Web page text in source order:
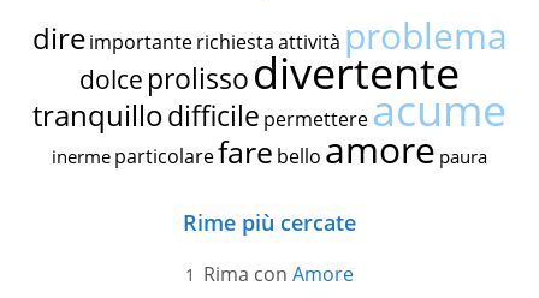
dire importante richiestaattività problema
dolce prolissodivertente
tranquillodifficile permettereacume
inerme particolarefare bello amore paura
Rime più cercate
Rima con Amore